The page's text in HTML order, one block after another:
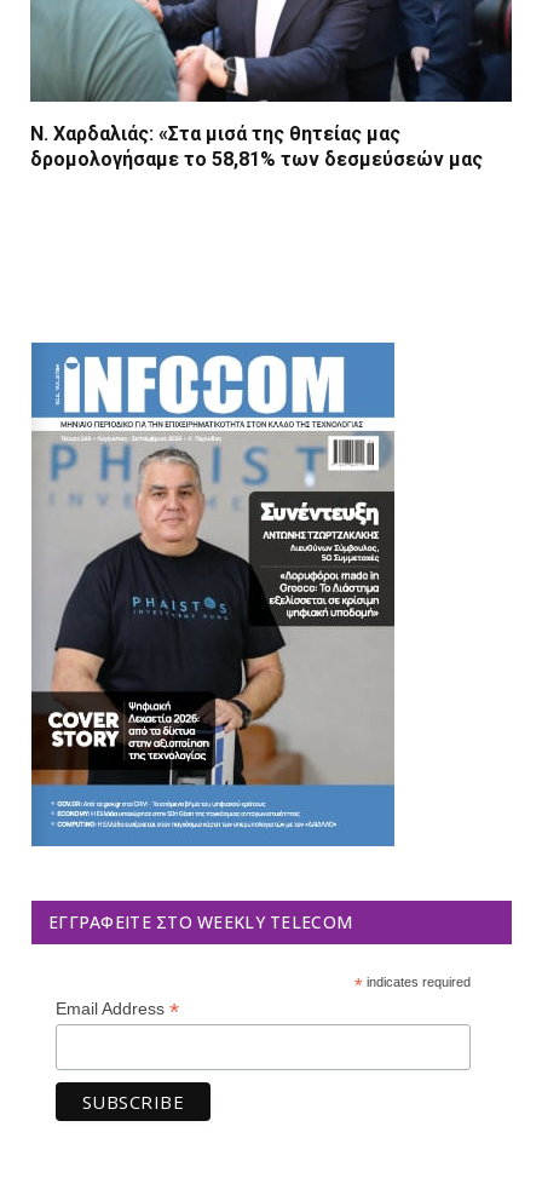
Ν. Χαρδαλιάς: «Στα μισά της θητείας μας
δρομολογήσαμε το 58,81% των δεσμεύσεών μας
ΕΓΓΡΑΦΕΊΤΕ ΣΤΟ WEEKLY TELECOM
*indicates required
Email Address *